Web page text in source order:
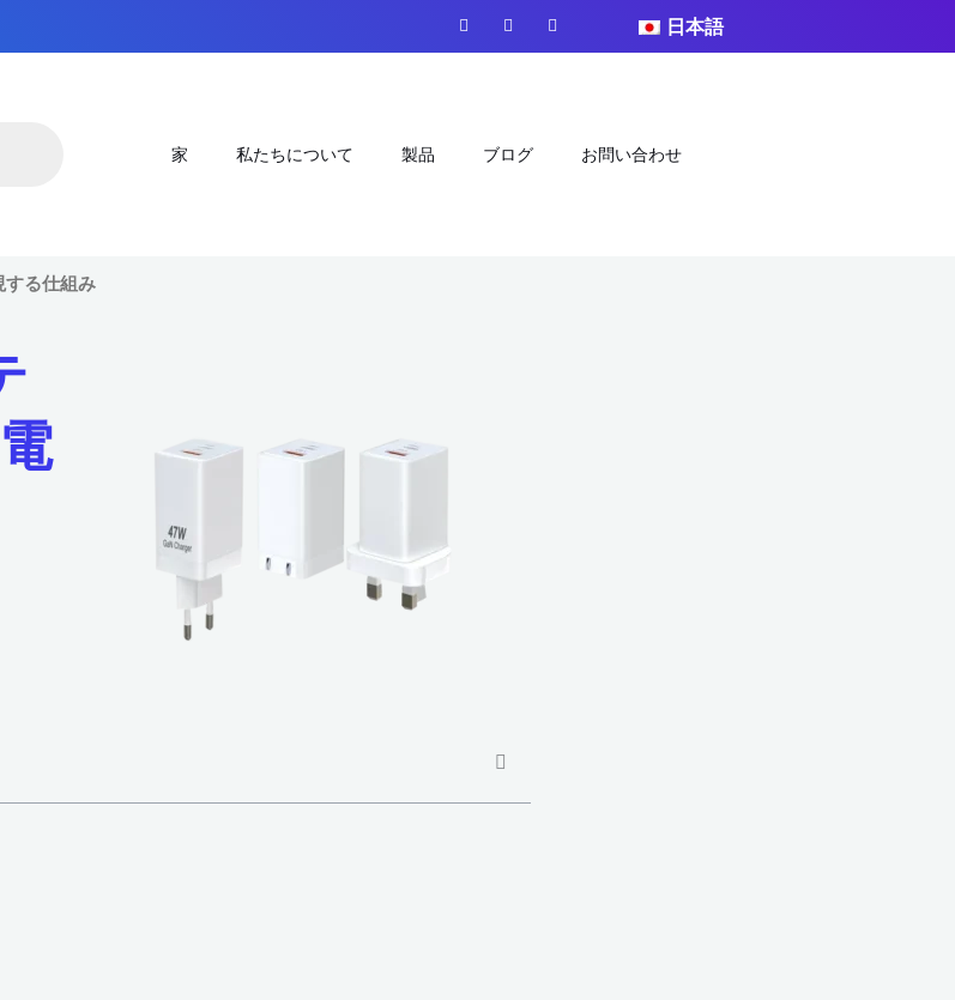
フ
ェ
イ
ユ
ー
チ
イ
ン
ス
日本語
家 私たちについて 製品 ブログ お問い合わせ
する仕組み